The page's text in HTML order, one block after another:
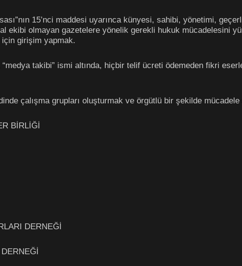
15’nci maddesi uyarınca künyesi, sahibi, yönetimi,
ekibi olmayan gazetelere yönelik gerekli hukuk mücadelesini
girişim yapmak.
“medya takibi” ismi altında, hiçbir telif ücreti ödemeden fikri
çalışma grupları oluşturmak ve örgütlü bir şekilde mücadele
BİRLİĞİ
DERNEĞİ